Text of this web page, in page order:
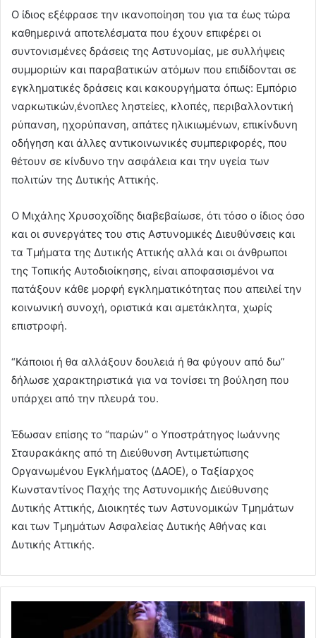
Ο ίδιος εξέφρασε την ικανοποίηση του για τα έως τώρα
καθημερινά αποτελέσματα που έχουν επιφέρει οι
συντονισμένες δράσεις της Αστυνομίας, με συλλήψεις
συμμοριών και παραβατικών ατόμων που επιδίδονται σε
εγκληματικές δράσεις και κακουργήματα όπως: Εμπόριο
ναρκωτικών,ένοπλες ληστείες, κλοπές, περιβαλλοντική
ρύπανση, ηχορύπανση, απάτες ηλικιωμένων, επικίνδυνη
οδήγηση και άλλες αντικοινωνικές συμπεριφορές, που
θέτουν σε κίνδυνο την ασφάλεια και την υγεία των
πολιτών της Δυτικής Αττικής.
Ο Μιχάλης Χρυσοχοΐδης διαβεβαίωσε, ότι τόσο ο ίδιος όσο
και οι συνεργάτες του στις Αστυνομικές Διευθύνσεις και
τα Τμήματα της Δυτικής Αττικής αλλά και οι άνθρωποι
της Τοπικής Αυτοδιοίκησης, είναι αποφασισμένοι να
πατάξουν κάθε μορφή εγκληματικότητας που απειλεί την
κοινωνική συνοχή, οριστικά και αμετάκλητα, χωρίς
επιστροφή.
“Κάποιοι ή θα αλλάξουν δουλειά ή θα φύγουν από δω”
δήλωσε χαρακτηριστικά για να τονίσει τη βούληση που
υπάρχει από την πλευρά του.
Έδωσαν επίσης το “παρών” ο Υποστράτηγος Ιωάννης
Σταυρακάκης από τη Διεύθυνση Αντιμετώπισης
Οργανωμένου Εγκλήματος (ΔΑΟΕ), ο Ταξίαρχος
Κωνσταντίνος Παχής της Αστυνομικής Διεύθυνσης
Δυτικής Αττικής, Διοικητές των Αστυνομικών Τμημάτων
και των Τμημάτων Ασφαλείας Δυτικής Αθήνας και
Δυτικής Αττικής.